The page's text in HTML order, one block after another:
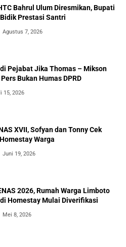
Bahrul Ulum Diresmikan, Bupati
Prestasi Santri
Agustus 7, 2026
Pejabat Jika Thomas – Mikson
Bukan Humas DPRD
15, 2026
XVII, Sofyan dan Tonny Cek
Warga
Juni 19, 2026
2026, Rumah Warga Limboto
Homestay Mulai Diverifikasi
Mei 8, 2026